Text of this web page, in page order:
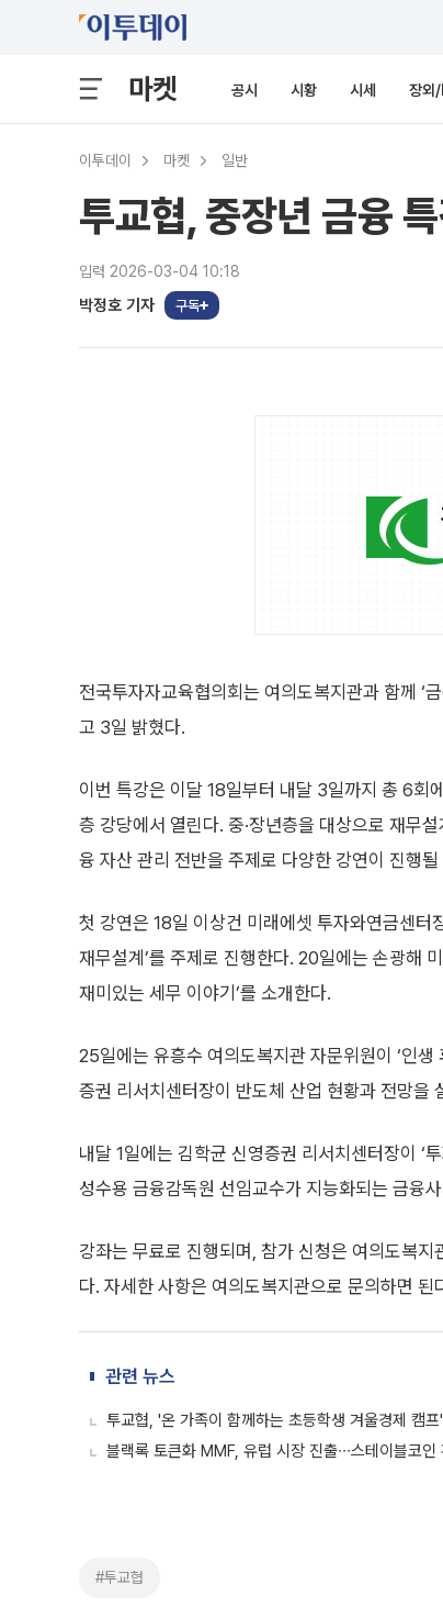
마켓 공시 시황 시세 장외
이투데이 마켓 일반
투교협, 중장년 금융
입력 2026-03-04 10:18
박정호 기자 구독
전국투자자교육협의회는 여의도복지관과 함께 ‘
고 3일 밝혔다.
이번 특강은 이달 18일부터 내달 3일까지 총 6회
층 강당에서 열린다. 중·장년층을 대상으로 재무
융 자산 관리 전반을 주제로 다양한 강연이 진행될
첫 강연은 18일 이상건 미래에셋 투자와연금센터
재무설계’를 주제로 진행한다. 20일에는 손광해
재미있는 세무 이야기’를 소개한다.
25일에는 유흥수 여의도복지관 자문위원이 ‘인
증권 리서치센터장이 반도체 산업 현황과 전망을
내달 1일에는 김학균 신영증권 리서치센터장이 ‘
성수용 금융감독원 선임교수가 지능화되는 금융
강좌는 무료로 진행되며, 참가 신청은 여의도복
다. 자세한 사항은 여의도복지관으로 문의하면 된
관련 뉴스
투교협, '온 가족이 함께하는 초등학생 겨울경제 캠프'
블랙록 토큰화 MMF, 유럽 시장 진출∙∙∙스테이블코인
#투교협